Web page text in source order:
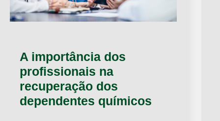
A importância dos
profissionais na
recuperação dos
dependentes químicos